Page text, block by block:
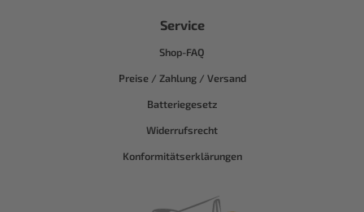
Service
Shop-FAQ
Preise / Zahlung / Versand
Batteriegesetz
Widerrufsrecht
Konformitätserklärungen